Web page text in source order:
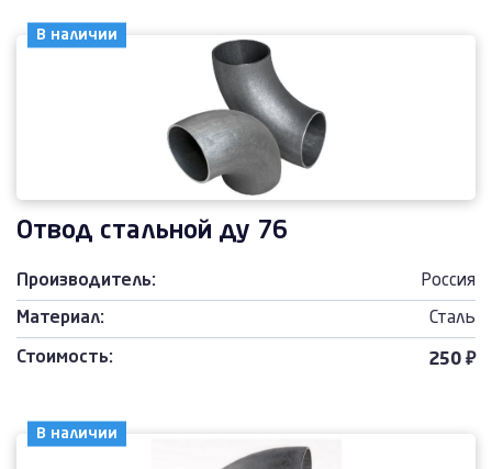
В наличии
Отвод стальной ду 76
Производитель: Россия
Материал: Сталь
Стоимость: 250 ₽
В наличии